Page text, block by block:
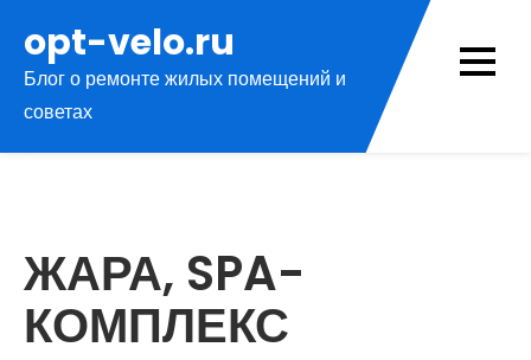
содержимому
opt-velo.ru
Блог о ремонте жилых помещений и
советах
ЖАРА, SPA-
КОМПЛЕКС